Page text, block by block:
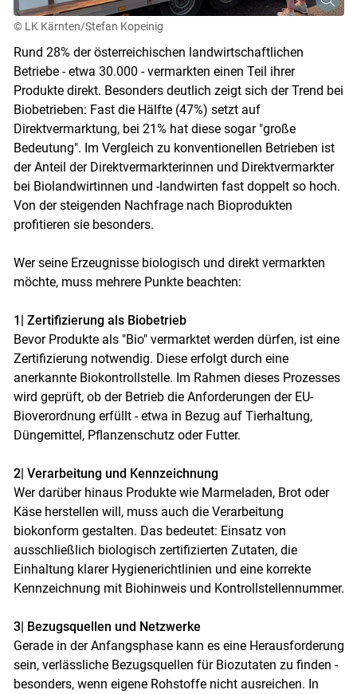
Skip to main content
© LK Kärnten/Stefan Kopeinig
Rund 28% der österreichischen landwirtschaftlichen
Betriebe - etwa 30.000 - vermarkten einen Teil ihrer
Produkte direkt. Besonders deutlich zeigt sich der Trend bei
Biobetrieben: Fast die Hälfte (47%) setzt auf
Direktvermarktung, bei 21% hat diese sogar "große
Bedeutung". Im Vergleich zu konventionellen Betrieben ist
der Anteil der Direktvermarkterinnen und Direktvermarkter
bei Biolandwirtinnen und -landwirten fast doppelt so hoch.
Von der steigenden Nachfrage nach Bioprodukten
profitieren sie besonders.
Wer seine Erzeugnisse biologisch und direkt vermarkten
möchte, muss mehrere Punkte beachten:
1| Zertifizierung als Biobetrieb
Bevor Produkte als "Bio" vermarktet werden dürfen, ist eine
Zertifizierung notwendig. Diese erfolgt durch eine
anerkannte Biokontrollstelle. Im Rahmen dieses Prozesses
wird geprüft, ob der Betrieb die Anforderungen der EU-
Bioverordnung erfüllt - etwa in Bezug auf Tierhaltung,
Düngemittel, Pflanzenschutz oder Futter.
2| Verarbeitung und Kennzeichnung
Wer darüber hinaus Produkte wie Marmeladen, Brot oder
Käse herstellen will, muss auch die Verarbeitung
biokonform gestalten. Das bedeutet: Einsatz von
ausschließlich biologisch zertifizierten Zutaten, die
Einhaltung klarer Hygienericht­linien und eine korrekte
Kennzeichnung mit Biohinweis und Kontrollstellennummer.
3| Bezugsquellen und Netzwerke
Gerade in der Anfangsphase kann es eine Herausforderung
sein, verlässliche Bezugsquellen für Biozutaten zu finden -
besonders, wenn eigene Rohstoffe nicht ausreichen. In